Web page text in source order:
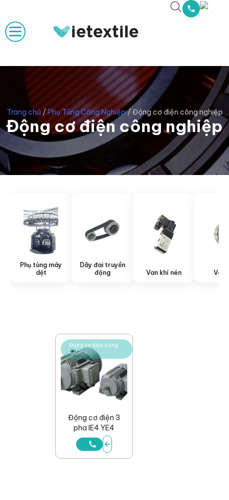
Trang chủ/ Phụ Tùng Công Nghiệp/ Động cơ điện công nghiệp
Động cơ điện công nghiệp
Phụ tùng máy
dệt
Dây đai truyền
động
Van khí nén
Động cơ điện công
nghiệp
Động cơ điện 3
pha IE4 YE4